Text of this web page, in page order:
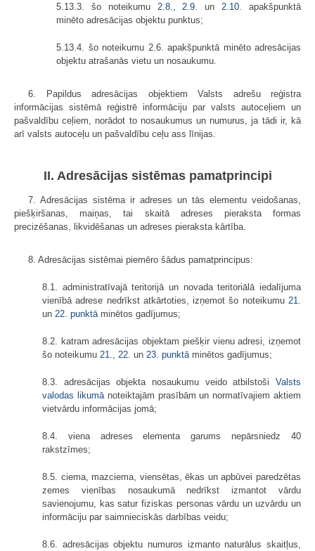
5.13.3. šo noteikumu 2.8., 2.9 . un 2.10 . apakšpunktā
minēto adresācijas objektu punktus;
5.13.4. šo noteikumu 2.6. apakšpunktā minēto adresācijas
objektu atrašanās vietu un nosaukumu.
6. Papildus adresācijas objektiem Valsts adrešu reģistra
informācijas sistēmā reģistrē informāciju par valsts autoceļiem un
pašvaldību ceļiem, norādot to nosaukumus un numurus, ja tādi ir, kā
arī valsts autoceļu un pašvaldību ceļu ass līnijas.
II. Adresācijas sistēmas pamatprincipi
7. Adresācijas sistēma ir adreses un tās elementu veidošanas,
piešķiršanas, maiņas, tai skaitā adreses pieraksta formas
precizēšanas, likvidēšanas un adreses pieraksta kārtība.
8. Adresācijas sistēmai piemēro šādus pamatprincipus:
8.1. administratīvajā teritorijā un novada teritoriālā iedalījuma
vienībā adrese nedrīkst atkārtoties, izņemot šo noteikumu 21.
un 22. punktāminētos gadījumus;
8.2. katram adresācijas objektam piešķir vienu adresi, izņemot
šo noteikumu 21., 22. un 23. punktāminētos gadījumus;
8.3. adresācijas objekta nosaukumu veido atbilstoši Valsts
valodas likumānoteiktajām prasībām un normatīvajiem aktiem
vietvārdu informācijas jomā;
8.4. viena adreses elementa garums nepārsniedz 40
rakstzīmes;
8.5. ciema, mazciema, viensētas, ēkas un apbūvei paredzētas
zemes vienības nosaukumā nedrīkst izmantot vārdu
savienojumu, kas satur fiziskas personas vārdu un uzvārdu un
informāciju par saimnieciskās darbības veidu;
8.6. adresācijas objektu numuros izmanto naturālus skaitļus,